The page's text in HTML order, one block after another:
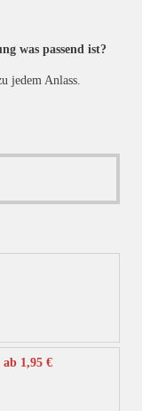
was passend ist?
jedem Anlass.
1,95 €